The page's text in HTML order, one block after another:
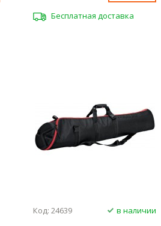
Бесплатная доставка
Код: 24639
в наличии